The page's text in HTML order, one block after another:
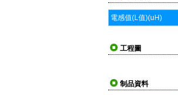
電感值(L值)(uH)
工程圖
制品資料